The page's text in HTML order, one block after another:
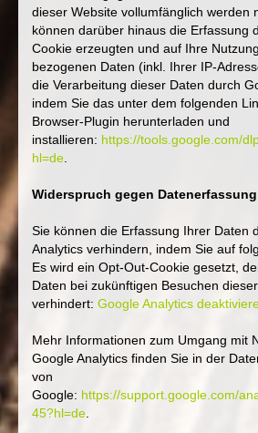
dieser Website vollumfänglich werden
können darüber hinaus die Erfassung
Cookie erzeugten und auf Ihre
bezogenen Daten (inkl. Ihrer IP-
die Verarbeitung dieser Daten durch
indem Sie das unter dem folgenden
Browser-Plugin herunterladen und
installieren: https://tools.google.com/
hl=de
Widerspruch gegen Datenerfassung
Sie können die Erfassung Ihrer Daten
Analytics verhindern, indem Sie auf
Es wird ein Opt-Out-Cookie gesetzt,
Daten bei zukünftigen Besuchen
verhindert: Google Analytics
Mehr Informationen zum Umgang mit
Google Analytics finden Sie in der
von
Google: https://support.google.com/
45?hl=de